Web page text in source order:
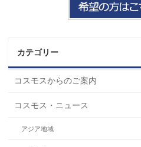
カテゴリー
コスモスからのご案内
コスモス・ニュース
アジア地域